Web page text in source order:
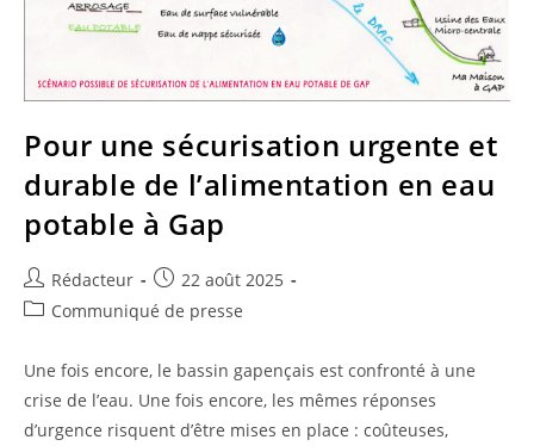
Pour une sécurisation urgente et
durable de l’alimentation en eau
potable à Gap
Auteur/autrice
de
Rédacteur
Publication
publiée :
22 août 2025
PostCommuniqué de presse
Une fois encore, le bassin gapençais est confronté à une
crise de l’eau. Une fois encore, les mêmes réponses
d’urgence risquent d’être mises en place : coûteuses,